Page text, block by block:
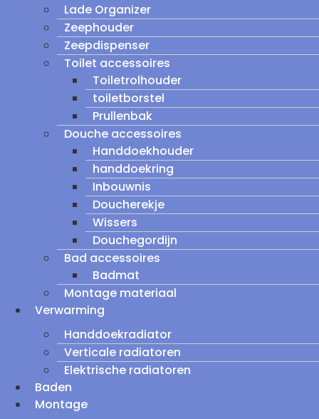
Lade Organizer
Zeephouder
Zeepdispenser
Toilet accessoires
Toiletrolhouder
toiletborstel
Prullenbak
Douche accessoires
Handdoekhouder
handdoekring
Inbouwnis
Doucherekje
Wissers
Douchegordijn
Bad accessoires
Badmat
Montage materiaal
Verwarming
Handdoekradiator
Verticale radiatoren
Elektrische radiatoren
Baden
Montage